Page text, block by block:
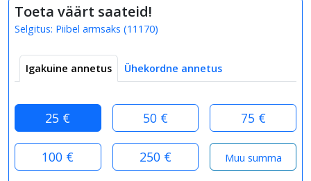
Toeta väärt saateid!
Selgitus: Piibel armsaks (11170)
Igakuine annetus Ühekordne annetus
25 € 50 € 75 €
100 € 250 €